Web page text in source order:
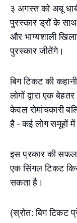
३ अगस्त को अबू
पुरस्कार ड्रॉ के
और भाग्यशाली
पुरस्कार जीतेंगे।
बिग टिकट की
लोगों द्वारा एक
केवल रोमांचकारी
है - कई लोग समूहों
इस प्रकार की
एक सिंगल टिकट
सकता है।
(स्रोत: बिग टिकट